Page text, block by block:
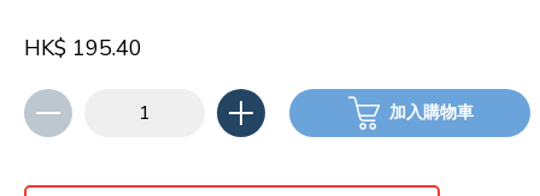
HK$ 195.40
加入購物車